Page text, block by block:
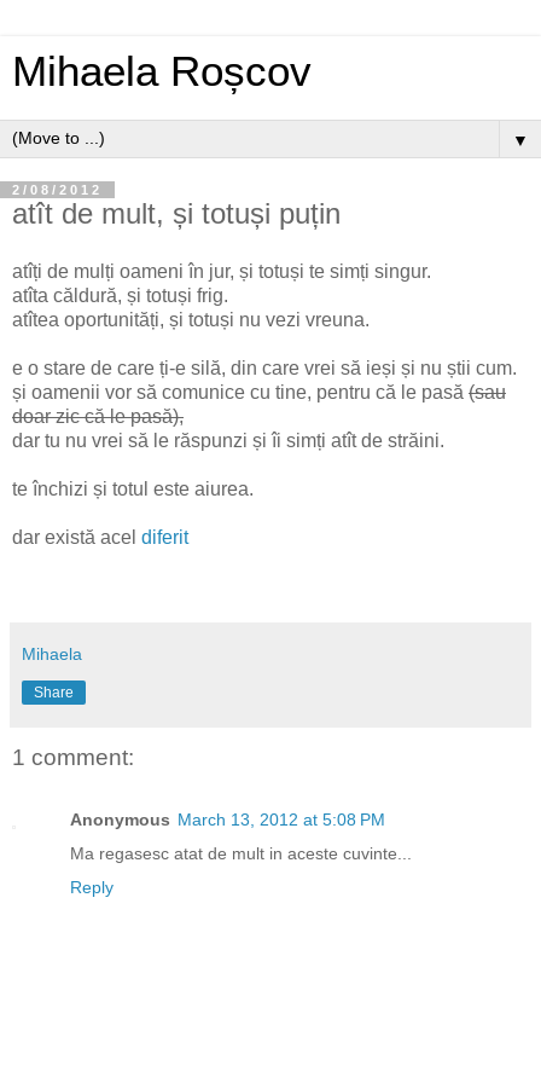
Mihaela Roșcov
▼
2/08/2012
atît de mult, și totuși puțin
atîți de mulți oameni în jur, și totuși te simți singur.
atîta căldură, și totuși frig.
atîtea oportunități, și totuși nu vezi vreuna.
e o stare de care ți-e silă, din care vrei să ieși și nu știi cum.
și oamenii vor să comunice cu tine, pentru că le pasă (sau
doar zic că le pasă),
dar tu nu vrei să le răspunzi și îi simți atît de străini.
te închizi și totul este aiurea.
dar există acel diferit
Mihaela
Share
1 comment:
Anonymous March 13, 2012 at 5:08 PM
Ma regasesc atat de mult in aceste cuvinte...
Reply